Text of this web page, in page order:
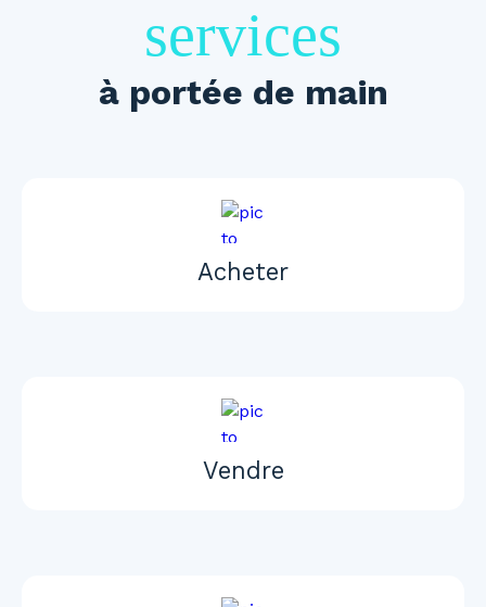
services
à portée de main
Acheter
Vendre